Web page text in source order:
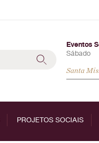
Eventos
Sábado
Santa
PROJETOS SOCIAIS